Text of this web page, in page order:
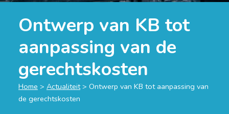
Ontwerp van KB tot
aanpassing van de
gerechtskosten
Home > Actualiteit> Ontwerp van KB tot aanpassing van
de gerechtskosten